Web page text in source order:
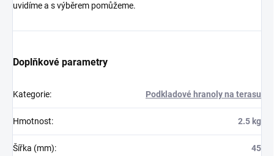
uvidíme a s výběrem pomůžeme.
Doplňkové parametry
Kategorie: Podkladové hranoly na terasu
Hmotnost: 2.5 kg
Šířka (mm): 45